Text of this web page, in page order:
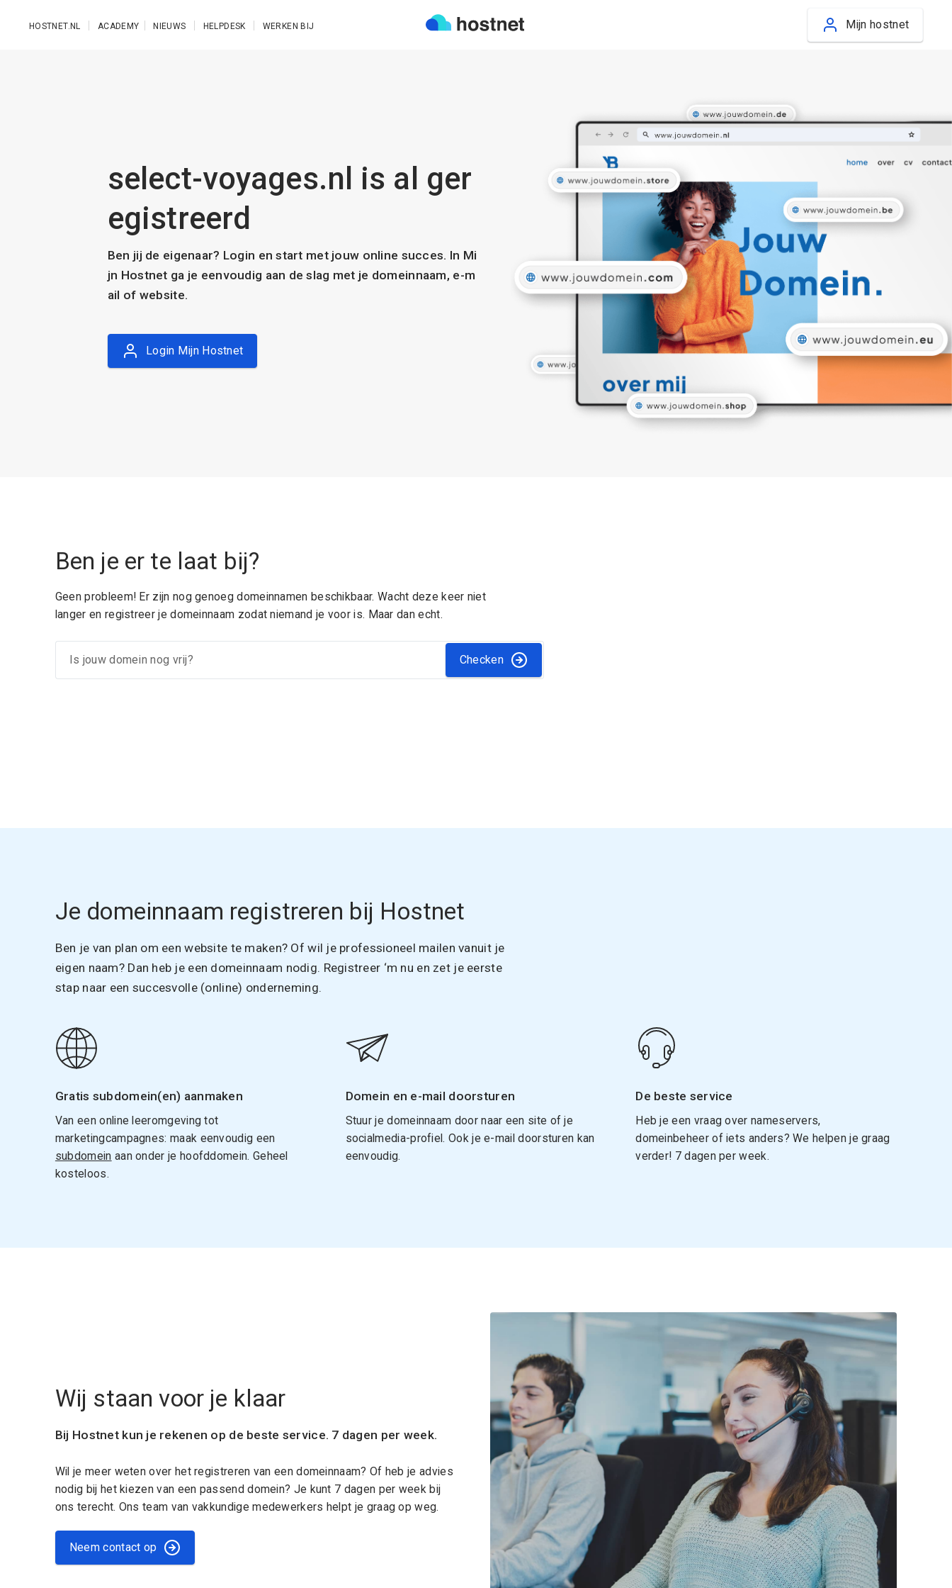
HOSTNET.NL ACADEMY NIEUWS HELPDESK WERKEN BIJ Mijn hostnet
select-voyages.nl is al ger
egistreerd
Ben jij de eigenaar? Login en start met jouw online succes. In Mi
jn Hostnet ga je eenvoudig aan de slag met je domeinnaam, e-m
ail of website.
Login Mijn Hostnet
Ben je er te laat bij?
Geen probleem! Er zijn nog genoeg domeinnamen beschikbaar. Wacht deze keer niet
langer en registreer je domeinnaam zodat niemand je voor is. Maar dan echt.
Checken
Je domeinnaam registreren bij Hostnet
Ben je van plan om een website te maken? Of wil je professioneel mailen vanuit je
eigen naam? Dan heb je een domeinnaam nodig. Registreer ‘m nu en zet je eerste
stap naar een succesvolle (online) onderneming.
Gratis subdomein(en) aanmaken
Van een online leeromgeving tot
marketingcampagnes: maak eenvoudig een
subdomein aan onder je hoofddomein. Geheel
kosteloos.
Domein en e-mail doorsturen
Stuur je domeinnaam door naar een site of je
socialmedia-profiel. Ook je e-mail doorsturen kan
eenvoudig.
De beste service
Heb je een vraag over nameservers,
domeinbeheer of iets anders? We helpen je graag
verder! 7 dagen per week.
Wij staan voor je klaar
Bij Hostnet kun je rekenen op de beste service. 7 dagen per week.
Wil je meer weten over het registreren van een domeinnaam? Of heb je advies
nodig bij het kiezen van een passend domein? Je kunt 7 dagen per week bij
ons terecht. Ons team van vakkundige medewerkers helpt je graag op weg.
Neem contact op